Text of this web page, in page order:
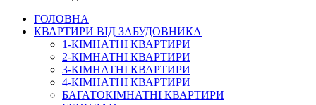
ГОЛОВНА
КВАРТИРИ ВІД ЗАБУДОВНИКА
1-КІМНАТНІ КВАРТИРИ
2-КІМНАТНІ КВАРТИРИ
3-КІМНАТНІ КВАРТИРИ
4-КІМНАТНІ КВАРТИРИ
БАГАТОКІМНАТНІ КВАРТИРИ